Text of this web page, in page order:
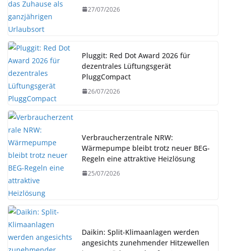
27/07/2026
Pluggit: Red Dot Award 2026 für
dezentrales Lüftungsgerät
PluggCompact
26/07/2026
Verbraucherzentrale NRW:
Wärmepumpe bleibt trotz neuer BEG-
Regeln eine attraktive Heizlösung
25/07/2026
Daikin: Split-Klimaanlagen werden
angesichts zunehmender Hitzewellen